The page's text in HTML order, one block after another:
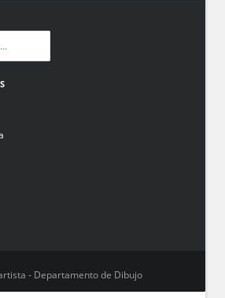
- Departamento de Dibujo